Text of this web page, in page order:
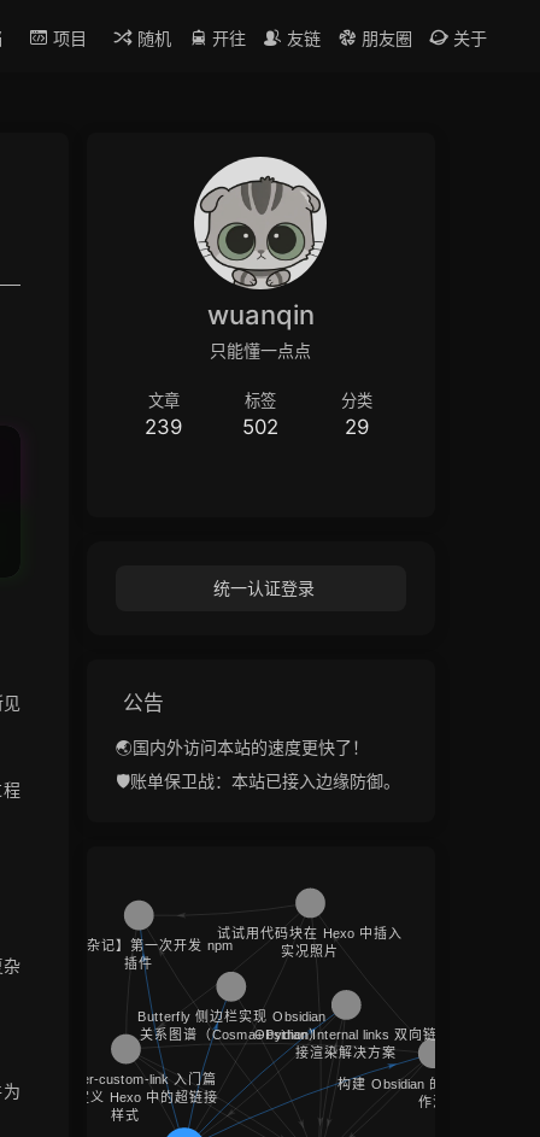
项目 随机 开往 友链 朋友圈 关于
杂
wuanqin
只能懂一点点
文章
239
标签
502
分类
29
统一认证登录
公告
🌏国内外访问本站的速度更快了！
🛡️账单保卫战：本站已接入边缘防御。